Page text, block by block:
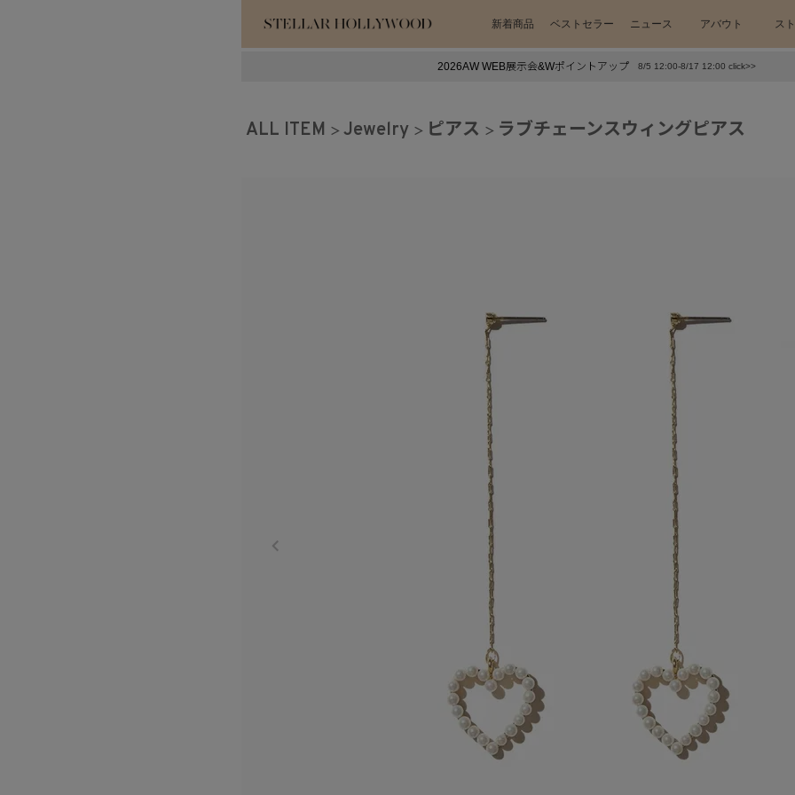
新着商品 ベストセラー ニュース アバウト ス
#スタッフイチ押し（通勤パールアクセ） ＃写真映えアクセ
2026AW WEB展示会&Wポイントアップ 8/5 12:00-8/17 12:00 click>>
ALL ITEM Jewelry ピアス ラブチェーンスウィングピアス